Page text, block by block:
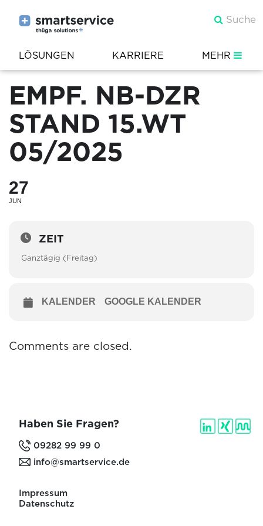
LÖSUNGEN KARRIERE MEHR
EMPF. NB-DZR
STAND 15.WT
05/2025
27
JUN
ZEIT
Ganztägig (Freitag)
KALENDER GOOGLE KALENDER
Comments are closed.
Haben Sie Fragen?
09282 99 99 0
info@smartservice.de
Impressum
Datenschutz